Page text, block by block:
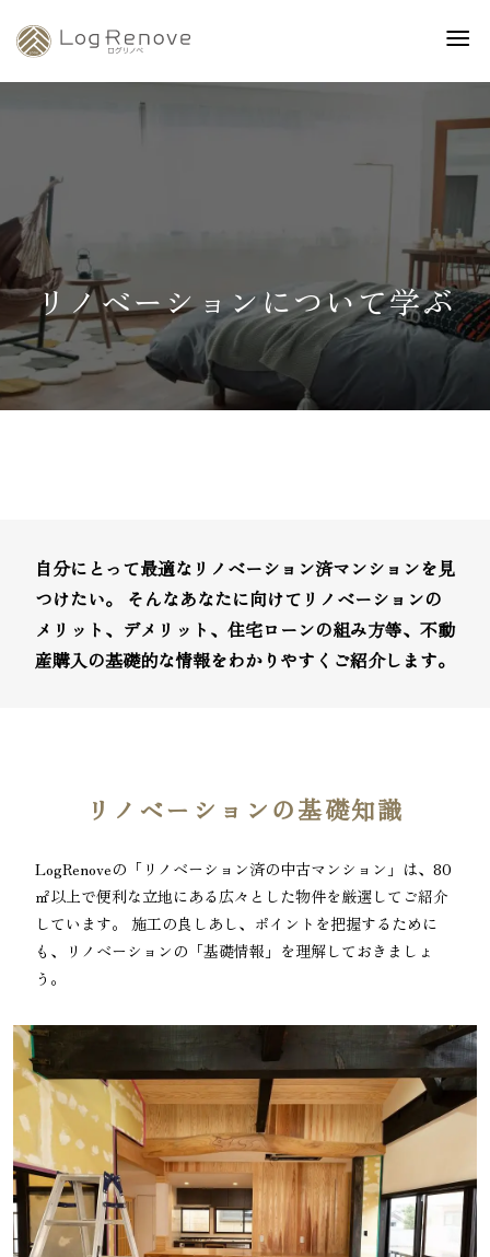
リノベーションについて学ぶ
自分にとって最適なリノベーション済マンションを見
つけたい。 そんなあなたに向けてリノベーションの
メリット、デメリット、住宅ローンの組み方等、不動
産購入の基礎的な情報をわかりやすくご紹介します。
リノベーションの基礎知識
LogRenoveの「リノベーション済の中古マンション」は、80
㎡以上で便利な立地にある広々とした物件を厳選してご紹介
しています。 施工の良しあし、ポイントを把握するために
も、リノベーションの「基礎情報」を理解しておきましょ
う。